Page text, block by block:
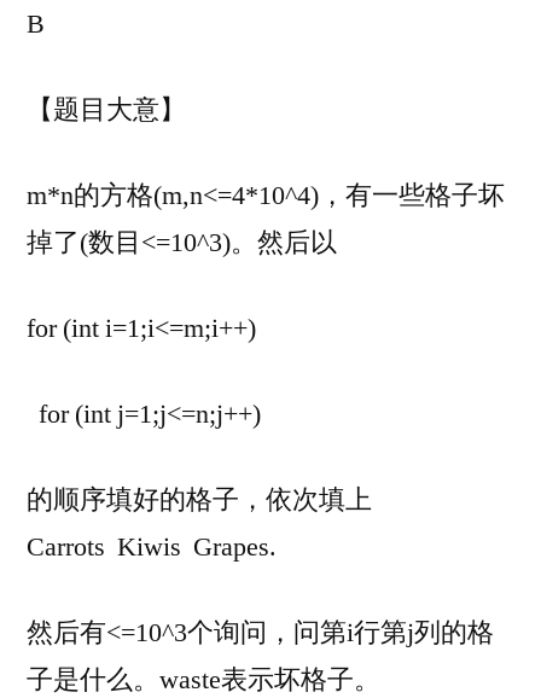
B
【题目大意】
m*n的方格(m,n<=4*10^4)，有一些格子坏
掉了(数目<=10^3)。然后以
for (int i=1;i<=m;i++)
for (int j=1;j<=n;j++)
的顺序填好的格子，依次填上
Carrots Kiwis Grapes.
然后有<=10^3个询问，问第i行第j列的格
子是什么。waste表示坏格子。